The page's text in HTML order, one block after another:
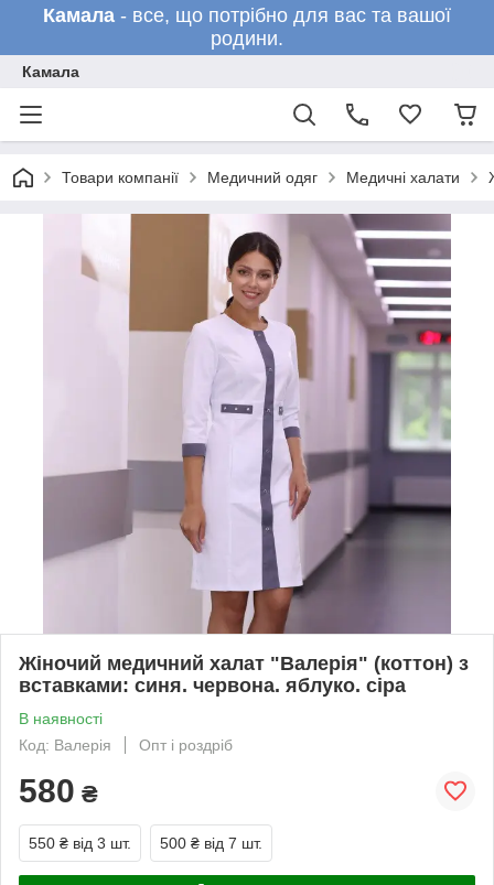
Камала - все, що потрібно для вас та вашої
родини.
Камала
Товари компанії Медичний одяг Медичні халати
Жіночий медичний халат "Валерія" (коттон) з
вставками: синя. червона. яблуко. сіра
В наявності
Код: Валерія
Опт і роздріб
580 ₴
550 ₴ від 3 шт. 500 ₴ від 7 шт.